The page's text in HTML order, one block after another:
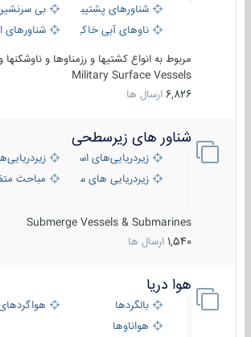
شناورهای پشتیبانی
بی سرنشین
ناوهای آبی خاکی و نیروبرشناورهای
مربوط به انواع کشتیها و رزمناوها و ناوشکنها و ...
Military Surface Vessels
6,826 ارسال ها
شناور های زیرسطحی
زیردریایی‌های استراتژیک
زیردریایی های سبک
مباحث
Submerge Vessels & Submarines
1,540 ارسال ها
هوا دریا
بالگردها
هواگردهای
هواناوها